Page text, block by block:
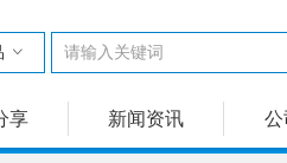
享 新闻资讯 公
ꀁ